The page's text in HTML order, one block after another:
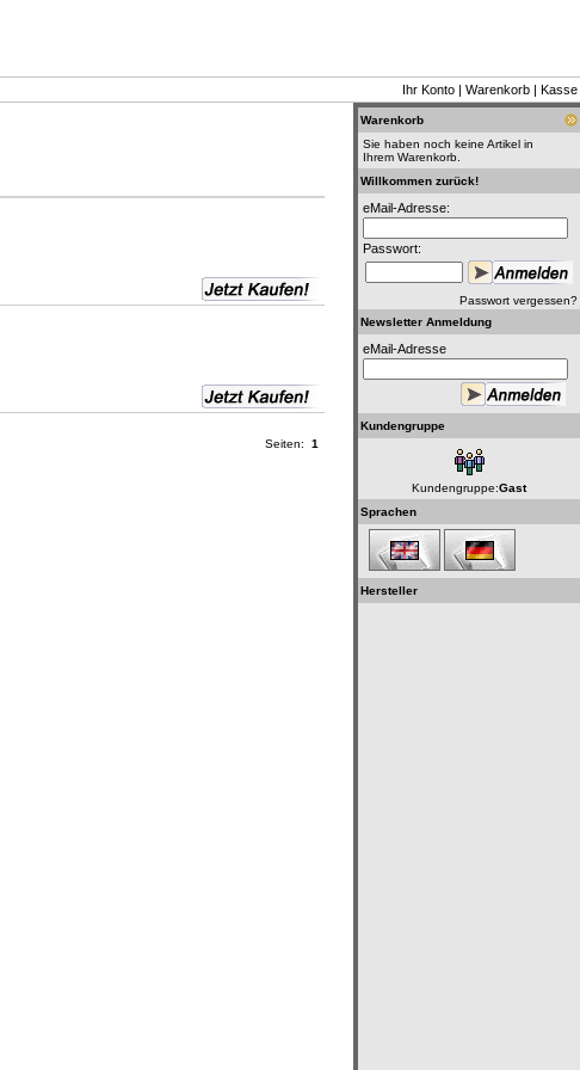
Ihr Konto | Warenkorb | Kasse
Seiten: 1
Warenkorb
Sie haben noch keine Artikel in
Ihrem Warenkorb.
Willkommen zurück!
eMail-Adresse:
Passwort:
Passwort vergessen?
Newsletter Anmeldung
eMail-Adresse
Kundengruppe
Kundengruppe:Gast
Sprachen
Hersteller